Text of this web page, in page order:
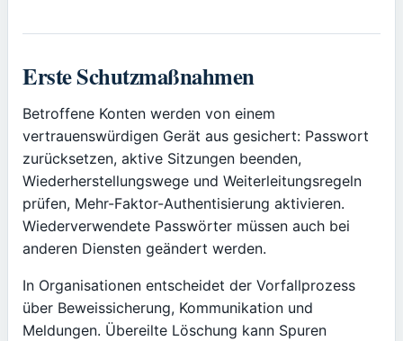
Erste Schutzmaßnahmen
Betroffene Konten werden von einem
vertrauenswürdigen Gerät aus gesichert: Passwort
zurücksetzen, aktive Sitzungen beenden,
Wiederherstellungswege und Weiterleitungsregeln
prüfen, Mehr-Faktor-Authentisierung aktivieren.
Wiederverwendete Passwörter müssen auch bei
anderen Diensten geändert werden.
In Organisationen entscheidet der Vorfallprozess
über Beweissicherung, Kommunikation und
Meldungen. Übereilte Löschung kann Spuren